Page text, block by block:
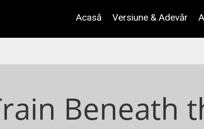
Acasă Versiune & Adevăr
Beneath